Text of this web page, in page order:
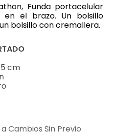
Funda portacelular
el brazo. Un bolsillo
bolsillo con cremallera.
cm
Cambios Sin Previo